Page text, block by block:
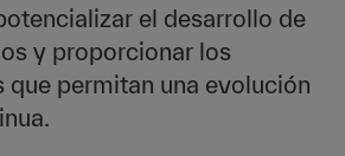
el desarrollo de
y proporcionar los
permitan una evolución